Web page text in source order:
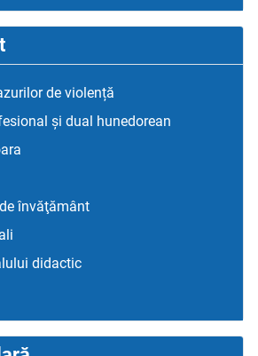
de violență
și dual hunedorean
învăţământ
didactic